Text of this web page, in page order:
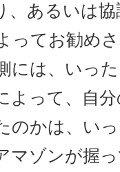
、あるいは
ってお勧め
には、いっ
よって、自
のかは、い
マゾンが握